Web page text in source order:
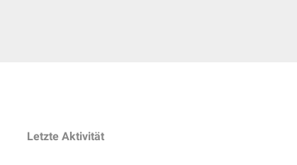
Letzte Aktivität